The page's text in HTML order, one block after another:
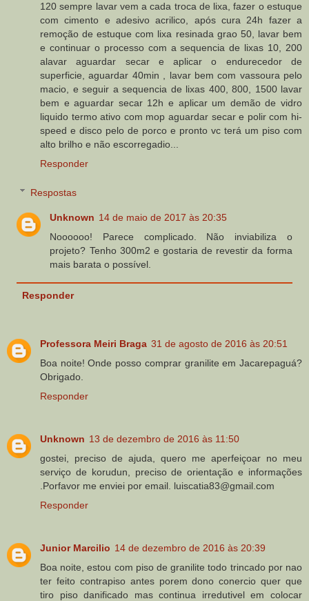
120 sempre lavar vem a cada troca de lixa, fazer o estuque
com cimento e adesivo acrilico, após cura 24h fazer a
remoção de estuque com lixa resinada grao 50, lavar bem
e continuar o processo com a sequencia de lixas 10, 200
alavar aguardar secar e aplicar o endurecedor de
superficie, aguardar 40min , lavar bem com vassoura pelo
macio, e seguir a sequencia de lixas 400, 800, 1500 lavar
bem e aguardar secar 12h e aplicar um demão de vidro
liquido termo ativo com mop aguardar secar e polir com hi-
speed e disco pelo de porco e pronto vc terá um piso com
alto brilho e não escorregadio...
Responder
Respostas
Unknown 14 de maio de 2017 às 20:35
Noooooo! Parece complicado. Não inviabiliza o
projeto? Tenho 300m2 e gostaria de revestir da forma
mais barata o possível.
Responder
Professora Meiri Braga 31 de agosto de 2016 às 20:51
Boa noite! Onde posso comprar granilite em Jacarepaguá?
Obrigado.
Responder
Unknown 13 de dezembro de 2016 às 11:50
gostei, preciso de ajuda, quero me aperfeiçoar no meu
serviço de korudun, preciso de orientação e informações
.Porfavor me enviei por email. luiscatia83@gmail.com
Responder
Junior Marcilio 14 de dezembro de 2016 às 20:39
Boa noite, estou com piso de granilite todo trincado por nao
ter feito contrapiso antes porem dono conercio quer que
tiro piso danificado mas continua irredutivel em colocar